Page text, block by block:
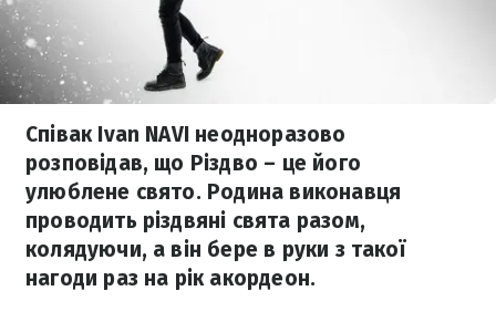
Співак Ivan NAVI неодноразово
розповідав, що Різдво – це його
улюблене свято. Родина виконавця
проводить різдвяні свята разом,
колядуючи, а він бере в руки з такої
нагоди раз на рік акордеон.